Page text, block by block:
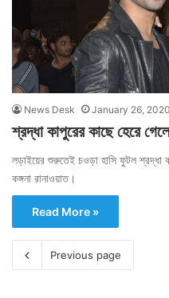
News Desk January 26, 2020
শ্রদ্ধা কাপুরের কাছে হেরে
লড়াইয়ের শুরুতেই চওড়া হাসি ফুটল শ্রদ্ধা
কঙ্গনা রানাওয়াত।
Read More »
Previous page